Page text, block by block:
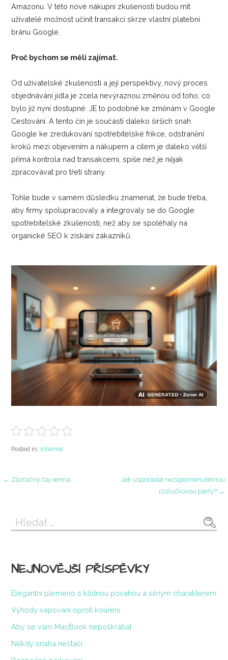
Amazonu. V této nové nákupní zkušenosti budou mít
uživatelé možnost učinit transakci skrze vlastní platební
bránu Google.
Proč bychom se měli zajímat.
Od uživatelské zkušenosti a její perspektivy, nový proces
objednávání jídla je zcela nevýraznou změnou od toho, co
bylo již nyní dostupné. JE to podobné ke změnám v Google
Cestování. A tento čin je součástí daleko širších snah
Google ke zredukování spotřebitelské frikce, odstranění
kroků mezi objevením a nákupem a cílem je daleko větší
přímá kontrola nad transakcemi, spíše než je nějak
zpracovávat pro třetí strany.
Tohle bude v samém důsledku znamenat, že bude třeba,
aby firmy spolupracovaly a integrovaly se do Google
spotřebitelské zkušenosti, než aby se spoléhaly na
organické SEO k získání zákazníků.
Posted in: Internet
Navigace
pro
← Zázračný čaj senna
Jak uspořádat nezapomenutelnou
rozlučkovou párty? →
Vyhledávání
NEJNOVĚJŠÍ PŘÍSPĚVKY
Elegantní plemeno s klidnou povahou a silným charakterem
Výhody vapování oproti kouření
Aby se vám MacBook nepoškrábal
Někdy snaha nestačí